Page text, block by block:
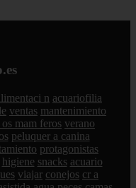
n acuariofilia
ventas mantenimiento
os mam feros verano
peluquer a canina
protagonistas
higiene snacks acuario
viajar conejos cr a